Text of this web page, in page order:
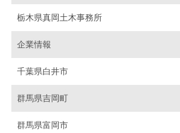
栃木県真岡土木事務所
企業情報
千葉県白井市
群馬県吉岡町
群馬県富岡市